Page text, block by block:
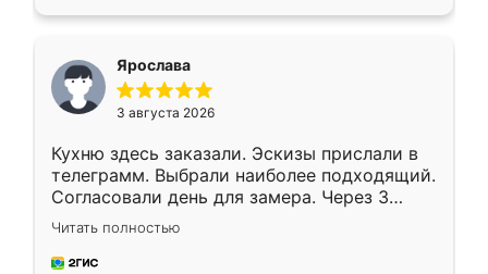
Ярослава
3 августа 2026
Кухню здесь заказали. Эскизы прислали в
телеграмм. Выбрали наиболее подходящий.
Согласовали день для замера. Через 3
недели кухня была уже готова. Остались
довольны работой. Спасибо Ренессанс
мебель за качественную работу!
Читать полностью